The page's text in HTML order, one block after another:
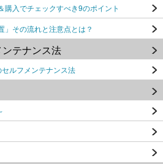
購入でチェックすべき9のポイント
」その流れと注意点とは？
テナンス法
ルフメンテナンス法